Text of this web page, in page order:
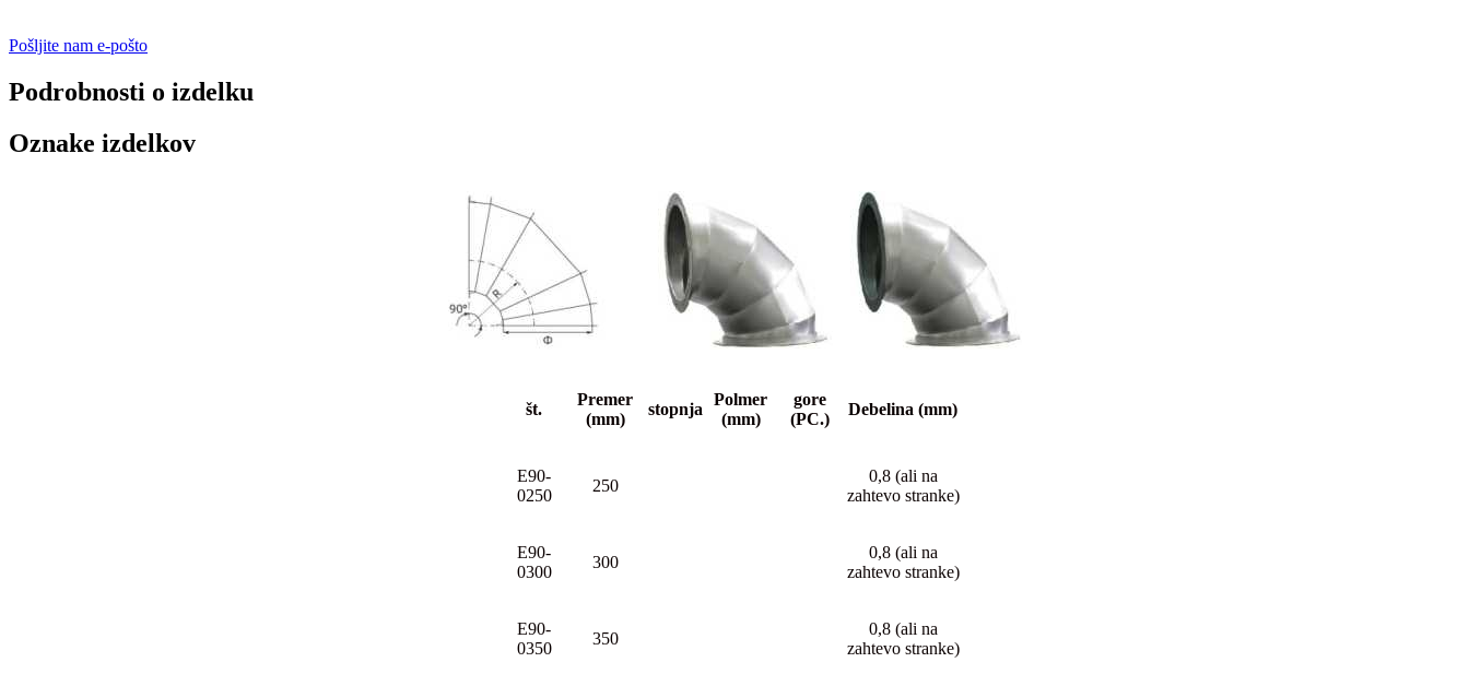
Pošljite nam e-pošto
Podrobnosti o izdelku
Oznake izdelkov
št.
Premer
(mm)
stopnja
Polmer
(mm)
gore
(PC.)
Debelina (mm)
E90-
0250
250
0,8 (ali na
zahtevo stranke)
E90-
0300
300
0,8 (ali na
zahtevo stranke)
E90-
0350
350
0,8 (ali na
zahtevo stranke)